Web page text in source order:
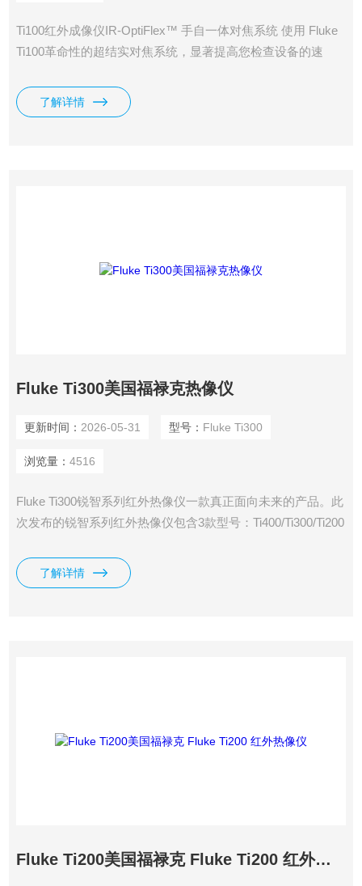
Ti100红外成像仪IR-OptiFlex™ 手自一体对焦系统 使用 Fluke
Ti100革命性的超结实对焦系统，显著提高您检查设备的速
性和1.2米以内手动对焦的灵活性，
了解详情
Fluke Ti300美国福禄克热像仪
更新时间： 2026-05-31 型号： Fluke Ti300
浏览量： 4516
Fluke Ti300锐智系列红外热像仪一款真正面向未来的产品。此
次发布的锐智系列红外热像仪包含3款型号：Ti400/Ti300/Ti200
的各种新技术*地融入红外热像仪
了解详情
Fluke Ti200美国福禄克 Fluke Ti200 红外热像仪